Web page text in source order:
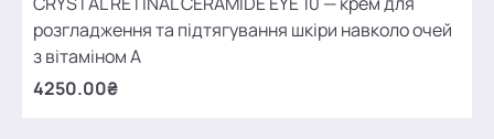
розгладження та підтягування шкіри навколо очей
з вітаміном А
4250.00₴